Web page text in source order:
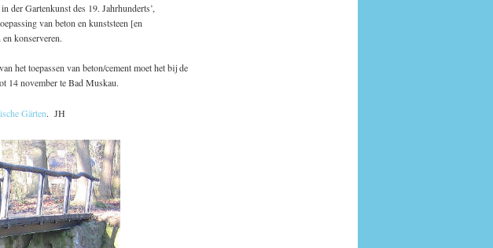
der Gartenkunst des 19. Jahrhunderts’,
van beton en kunststeen [en
konserveren.
het toepassen van beton/cement moet het bij de
14 november te Bad Muskau.
Gärten. JH